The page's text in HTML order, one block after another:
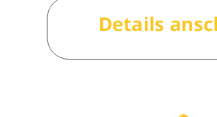
Details